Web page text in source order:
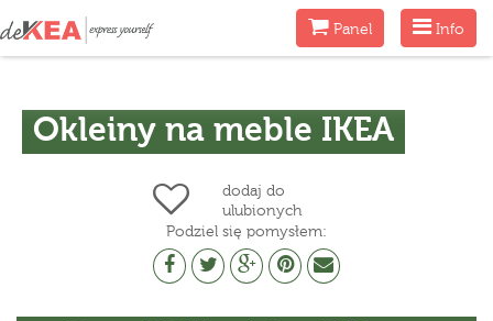
Menu
Info
MenuPanel
Okleiny na meble IKEA
dodaj do
ulubionych
Podziel się pomysłem: